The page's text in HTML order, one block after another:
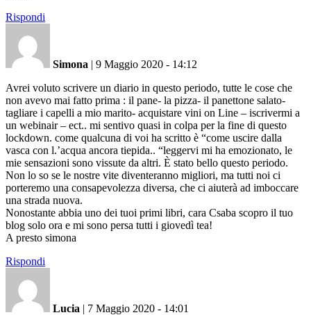
Rispondi
Simona | 9 Maggio 2020 - 14:12
Avrei voluto scrivere un diario in questo periodo, tutte le cose che
non avevo mai fatto prima : il pane- la pizza- il panettone salato-
tagliare i capelli a mio marito- acquistare vini on Line – iscrivermi a
un webinair – ect.. mi sentivo quasi in colpa per la fine di questo
lockdown. come qualcuna di voi ha scritto è “come uscire dalla
vasca con l.’acqua ancora tiepida.. “leggervi mi ha emozionato, le
mie sensazioni sono vissute da altri. È stato bello questo periodo.
Non lo so se le nostre vite diventeranno migliori, ma tutti noi ci
porteremo una consapevolezza diversa, che ci aiuterà ad imboccare
una strada nuova.
Nonostante abbia uno dei tuoi primi libri, cara Csaba scopro il tuo
blog solo ora e mi sono persa tutti i giovedì tea!
A presto simona
Rispondi
Lucia | 7 Maggio 2020 - 14:01